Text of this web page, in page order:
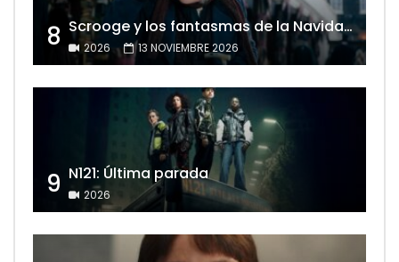
8 Scrooge y los fantasmas de la Navidad
2026 13 NOVIEMBRE 2026
9 N121: Última parada
2026